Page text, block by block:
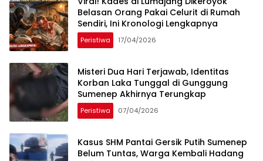
Belasan Orang Pakai Celurit di Rumah
Sendiri, Ini Kronologi Lengkapnya
Peristiwa 17/04/2026
Misteri Dua Hari Terjawab, Identitas
Korban Laka Tunggal di Gunggung
Sumenep Akhirnya Terungkap
Peristiwa 07/04/2026
Kasus SHM Pantai Gersik Putih Sumenep
Belum Tuntas, Warga Kembali Hadang